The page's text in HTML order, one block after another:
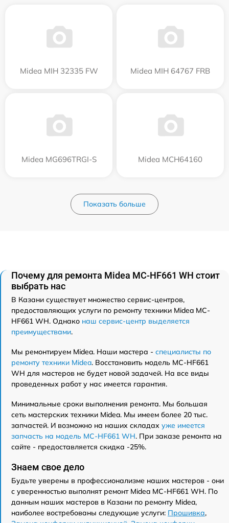
Midea MIH 32335 FW Midea MIH 64767 FRB
Midea MG696TRGI-S Midea MCH64160
Показать больше
Почему для ремонта Midea MC-HF661 WH стоит
выбрать нас
В Казани существует множество сервис-центров,
предоставляющих услуги по ремонту техники Midea MC-
HF661 WH. Однако наш сервис-центр выделяется
преимуществами.
Мы ремонтируем Midea. Наши мастера - специалисты по
ремонту техники Midea. Восстановить модель MC-HF661
WH для мастеров не будет новой задачей. На все виды
проведенных работ у нас имеется гарантия.
Минимальные сроки выполнения ремонта. Мы большая
сеть мастерских техники Midea. Мы имеем более 20 тыс.
запчастей. И возможно на наших складах уже имеется
запчасть на модель MC-HF661 WH. При заказе ремонта на
сайте - предоставляется скидка -25%.
Знаем свое дело
Будьте уверены в профессионализме наших мастеров - они
с уверенностью выполнят ремонт Midea MC-HF661 WH. По
данным наших мастеров в Казани по ремонту Midea,
наиболее востребованы следующие услуги: Прошивка,